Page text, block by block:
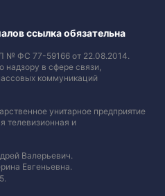
ссылка обязательна
№ ФС 77-59166 от 22.08.2014.
в сфере связи,
коммуникаций
унитарное предприятие
телевизионная и
Валерьевич.
Евгеньевна.